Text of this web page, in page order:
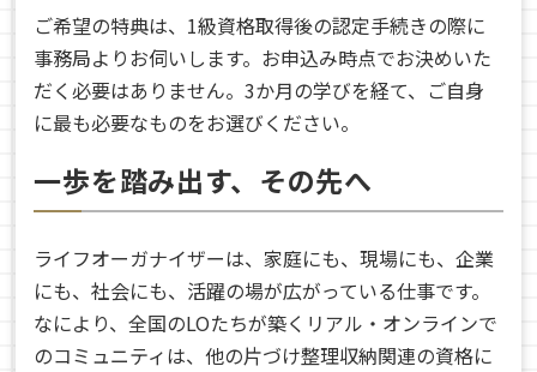
ご希望の特典は、1級資格取得後の認定手続きの際に
事務局よりお伺いします。お申込み時点でお決めいた
だく必要はありません。3か月の学びを経て、ご自身
に最も必要なものをお選びください。
一歩を踏み出す、その先へ
ライフオーガナイザーは、家庭にも、現場にも、企業
にも、社会にも、活躍の場が広がっている仕事です。
なにより、全国のLOたちが築くリアル・オンラインで
のコミュニティは、他の片づけ整理収納関連の資格に